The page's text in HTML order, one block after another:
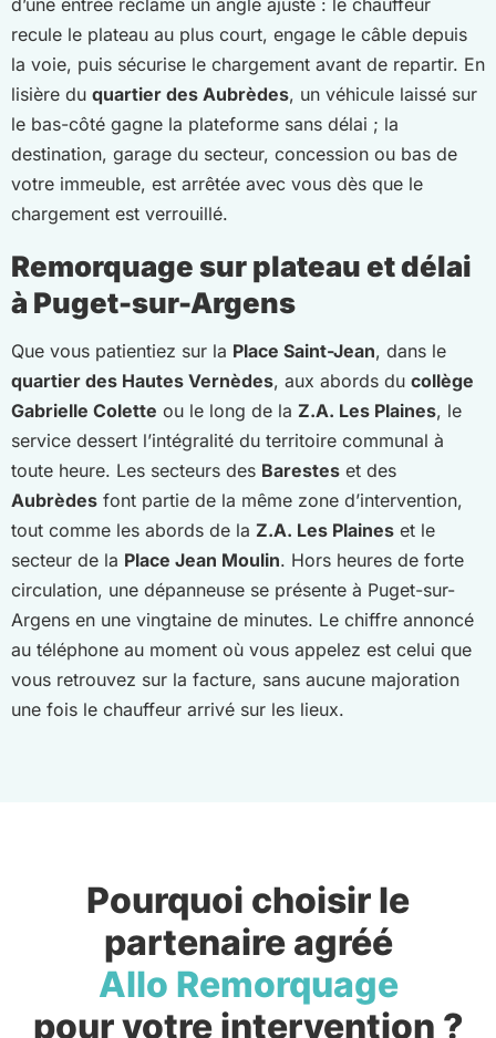
recule le plateau au plus court, engage le câble depuis
la voie, puis sécurise le chargement avant de repartir. En
lisière du quartier des Aubrèdes, un véhicule laissé sur
le bas-côté gagne la plateforme sans délai ; la
destination, garage du secteur, concession ou bas de
votre immeuble, est arrêtée avec vous dès que le
chargement est verrouillé.
Remorquage sur plateau et délai
à Puget-sur-Argens
Que vous patientiez sur la Place Saint-Jean, dans le
quartier des Hautes Vernèdes, aux abords du collège
Gabrielle Colette ou le long de la Z.A. Les Plaines, le
service dessert l’intégralité du territoire communal à
toute heure. Les secteurs des Barestes et des
Aubrèdes font partie de la même zone d’intervention,
tout comme les abords de la Z.A. Les Plaines et le
secteur de la Place Jean Moulin. Hors heures de forte
circulation, une dépanneuse se présente à Puget-sur-
Argens en une vingtaine de minutes. Le chiffre annoncé
au téléphone au moment où vous appelez est celui que
vous retrouvez sur la facture, sans aucune majoration
une fois le chauffeur arrivé sur les lieux.
Pourquoi choisir le
partenaire agréé
Allo Remorquage
pour votre intervention ?